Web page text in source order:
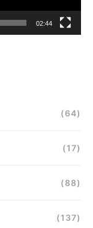
02:44
(64)
(17)
(88)
(137)